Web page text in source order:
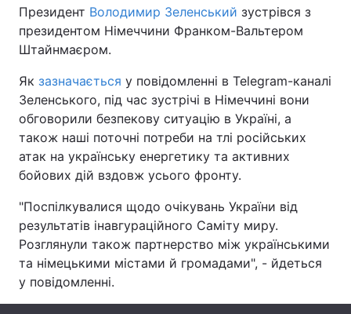
Головна Війна
Економіка Світ
Спорт Наука
Техно і зв'язок Лайт
Зброя Інциденти
Здоров'я
Цікавинки Погода
Екологія Регіони
Президент Володимир Зеленський зустрівся з
президентом Німеччини Франком-Вальтером
Штайнмаєром.
Як зазначається у повідомленні в Telegram-каналі
Зеленського, під час зустрічі в Німеччині вони
обговорили безпекову ситуацію в Україні, а
також наші поточні потреби на тлі російських
атак на українську енергетику та активних
бойових дій вздовж усього фронту.
"Поспілкувалися щодо очікувань України від
результатів інавгураційного Саміту миру.
Розглянули також партнерство між українськими
та німецькими містами й громадами", - йдеться
у повідомленні.